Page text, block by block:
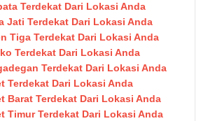
Terdekat Dari Lokasi Anda
Jati Terdekat Dari Lokasi Anda
Tiga Terdekat Dari Lokasi Anda
Terdekat Dari Lokasi Anda
Terdekat Dari Lokasi Anda
Terdekat Dari Lokasi Anda
Barat Terdekat Dari Lokasi Anda
Timur Terdekat Dari Lokasi Anda